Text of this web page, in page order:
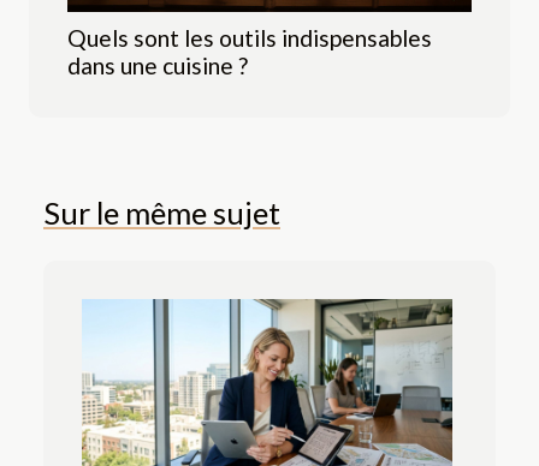
Quels sont les outils indispensables
dans une cuisine ?
Sur le même sujet